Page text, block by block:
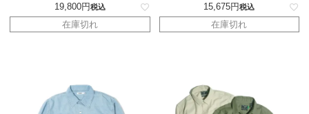
19,800 税込
在庫切れ
15,675 税込
在庫切れ